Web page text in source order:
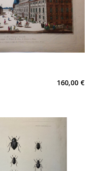
160,00 €